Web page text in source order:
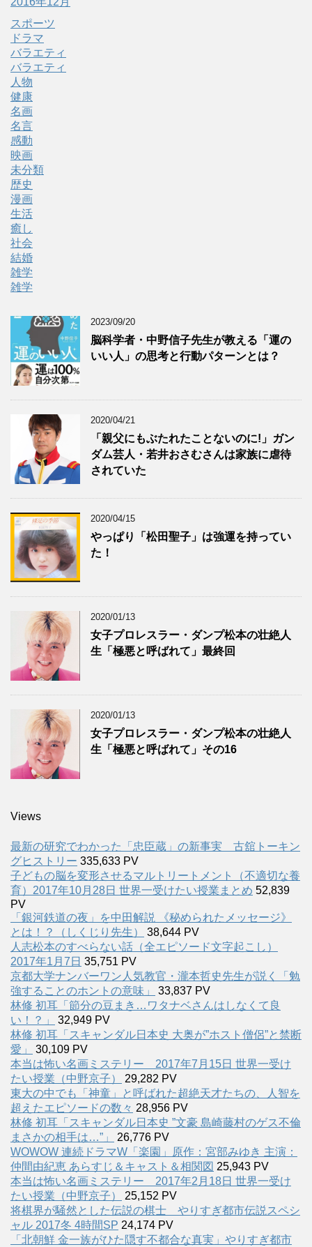
スポーツ
ドラマ
バラエティ
バラエティ
人物
健康
名画
名言
感動
映画
未分類
歴史
漫画
生活
癒し
社会
結婚
雑学
雑学
2023/09/20
脳科学者・中野信子先生が教える「運の
いい人」の思考と行動パターンとは？
2020/04/21
「親父にもぶたれたことないのに!」ガン
ダム芸人・若井おさむさんは家族に虐待
されていた
2020/04/15
やっぱり「松田聖子」は強運を持ってい
た！
2020/01/13
女子プロレスラー・ダンプ松本の壮絶人
生「極悪と呼ばれて」最終回
2020/01/13
女子プロレスラー・ダンプ松本の壮絶人
生「極悪と呼ばれて」その16
Views
最新の研究でわかった「忠臣蔵」の新事実 古舘トーキン
グヒストリー 335,633 PV
子どもの脳を変形させるマルトリートメント（不適切な養
育）2017年10月28日 世界一受けたい授業まとめ 52,839
PV
「銀河鉄道の夜」を中田解説 《秘められたメッセージ》
とは！？（しくじり先生）
38,644 PV
人志松本のすべらない話（全エピソード文字起こし）
2017年1月7日 35,751 PV
京都大学ナンバーワン人気教官・瀧本哲史先生が説く「勉
強することのホントの意味」
33,837 PV
林修 初耳「節分の豆まき…ワタナベさんはしなくて良
い！？」
32,949 PV
林修 初耳「スキャンダル日本史 大奥が”ホスト僧侶”と禁断
愛」
30,109 PV
本当は怖い名画ミステリー 2017年7月15日 世界一受け
たい授業（中野京子）
29,282 PV
東大の中でも「神童」と呼ばれた超絶天才たちの、人智を
超えたエピソードの数々 28,956 PV
林修 初耳「スキャンダル日本史 ”文豪 島崎藤村のゲス不倫
まさかの相手は…”」
26,776 PV
WOWOW 連続ドラマW「楽園」原作：宮部みゆき 主演：
仲間由紀恵 あらすじ＆キャスト＆相関図 25,943 PV
本当は怖い名画ミステリー 2017年2月18日 世界一受け
たい授業（中野京子）
25,152 PV
将棋界が騒然とした伝説の棋士 やりすぎ都市伝説スペシ
ャル 2017冬 4時間SP 24,174 PV
「北朝鮮 金一族がひた隠す不都合な真実」やりすぎ都市